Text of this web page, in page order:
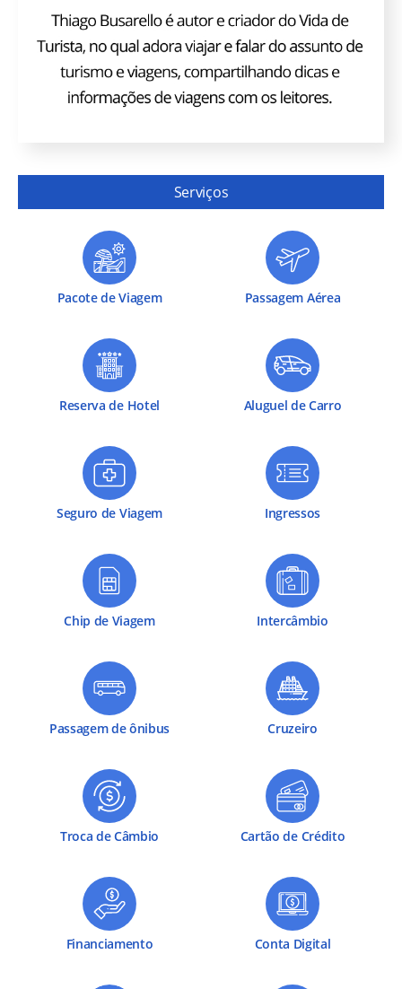
Serviços
Pacote de Viagem Passagem Aérea
Reserva de Hotel Aluguel de Carro
Seguro de Viagem Ingressos
Chip de Viagem Intercâmbio
Passagem de ônibus Cruzeiro
Troca de Câmbio Cartão de Crédito
Financiamento Conta Digital